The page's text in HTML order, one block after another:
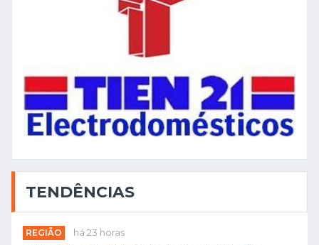
TENDÊNCIAS
REGIÃO há 23 horas